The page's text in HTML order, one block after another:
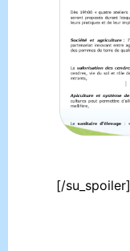
[/su_spoiler]